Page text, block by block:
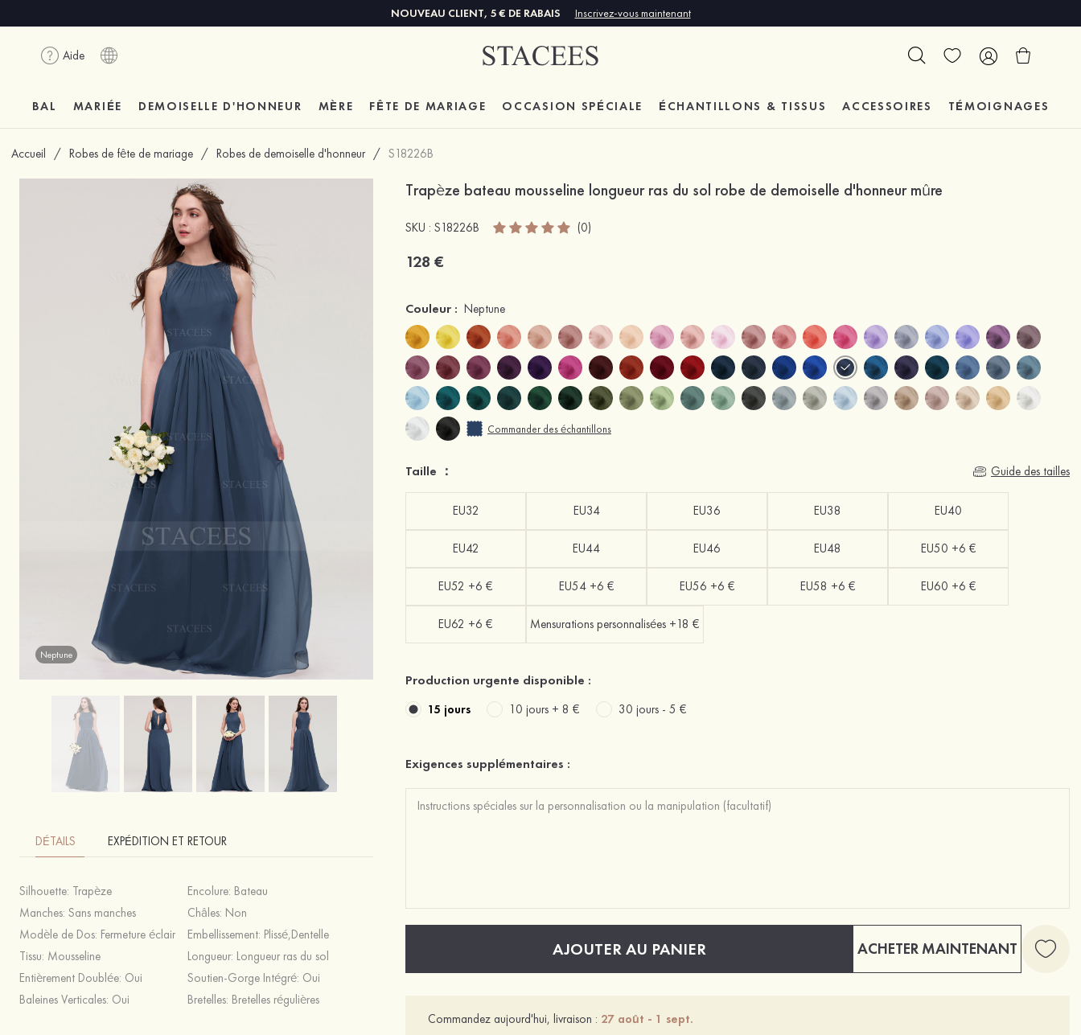
NOUVEAU CLIENT, 5 € DE RABAIS Inscrivez-vous maintenant
Aide
BAL MARIÉE DEMOISELLE D'HONNEUR MÈRE FÊTE DE MARIAGE OCCASION SPÉCIALE ÉCHANTILLONS & TISSUS ACCESSOIRES TÉMOIGNAGES
Accueil / Robes de fête de mariage / Robes de demoiselle d'honneur / S18226B
Neptune
DÉTAILS EXPÉDITION ET RETOUR
Silhouette: Trapèze Encolure: Bateau
Manches: Sans manches Châles: Non
Modèle de Dos: Fermeture éclair Embellissement: Plissé,Dentelle
Tissu: Mousseline Longueur: Longueur ras du sol
Entièrement Doublée: Oui Soutien-Gorge Intégré: Oui
Baleines Verticales: Oui Bretelles: Bretelles régulières
Trapèze bateau mousseline longueur ras du sol robe de demoiselle d'honneur mûre
SKU : S18226B (0)
128 €
Couleur : Neptune
Commander des échantillons
Taille ： Guide des tailles
EU32 EU34 EU36 EU38 EU40
EU42 EU44 EU46 EU48 EU50 +6 €
EU52 +6 € EU54 +6 € EU56 +6 € EU58 +6 € EU60 +6 €
EU62 +6 € Mensurations personnalisées +18 €
Production urgente disponible :
15 jours 10 jours + 8 € 30 jours - 5 €
Exigences supplémentaires :
AJOUTER AU PANIER ACHETER MAINTENANT
Commandez aujourd'hui, livraison : 27 août - 1 sept.